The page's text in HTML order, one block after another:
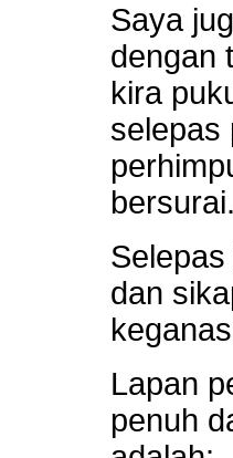
Saya
dengan
kira
selepas
bersurai.
dan
Lapan
penuh